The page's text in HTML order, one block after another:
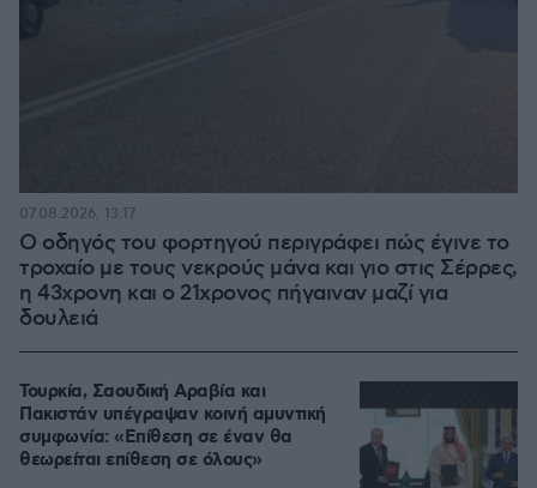
Ο οδηγός του φορτηγού περιγράφει πώς έγινε το
τροχαίο με τους νεκρούς μάνα και γιο στις Σέρρες,
η 43χρονη και ο 21χρονος πήγαιναν μαζί για
δουλειά
07.08.2026, 13:17
Τουρκία, Σαουδική Αραβία και
Πακιστάν υπέγραψαν κοινή αμυντική
συμφωνία: «Επίθεση σε έναν θα
θεωρείται επίθεση σε όλους»